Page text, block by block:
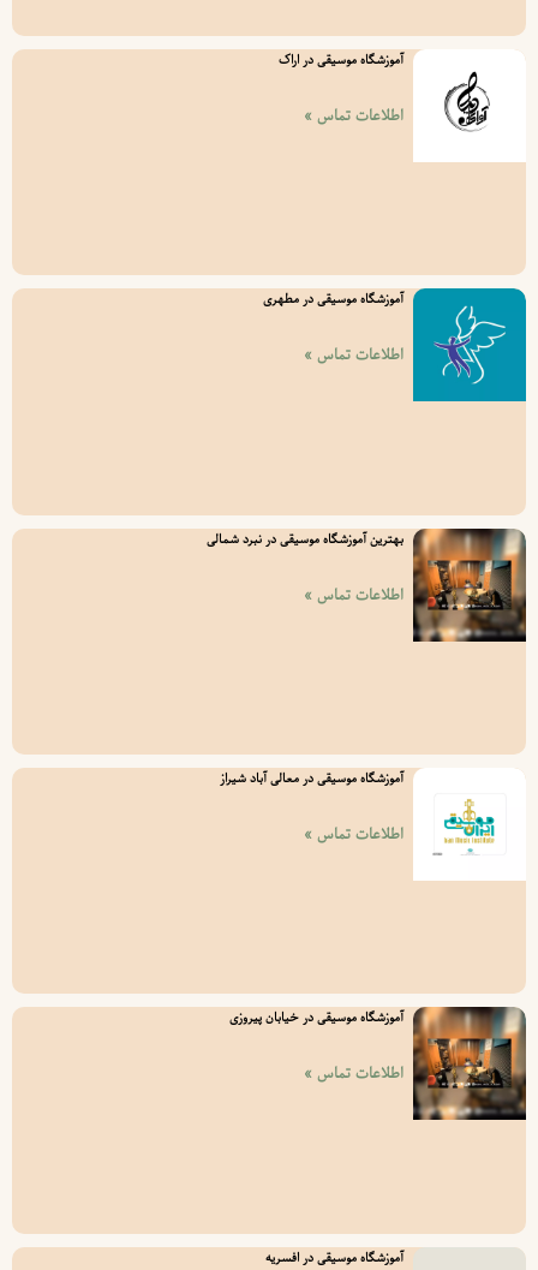
آموزشگاه موسیقی در اراک
اطلاعات تماس »
آموزشگاه موسیقی در مطهری
اطلاعات تماس »
بهترین آموزشگاه موسیقی در نبرد شمالی
اطلاعات تماس »
آموزشگاه موسیقی در معالی آباد شیراز
اطلاعات تماس »
آموزشگاه موسیقی در خیابان پیروزی
اطلاعات تماس »
آموزشگاه موسیقی در افسریه